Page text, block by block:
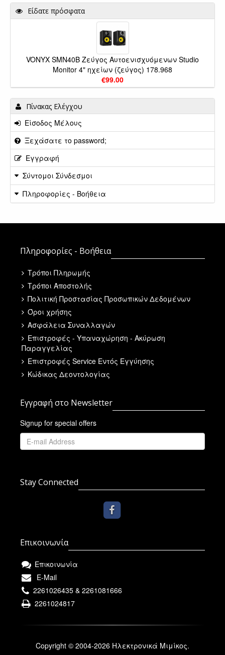
Είδατε πρόσφατα
VONYX SMN40B Ζεύγος Αυτοενισχυόμενων Studio
Monitor 4" ηχείων (ζεύγος) 178.968
€99.00
Πίνακας Ελέγχου
Είσοδος Μέλους
Ξεχάσατε το password;
Εγγραφή
Σύντομοι Σύνδεσμοι
Πληροφορίες - Βοήθεια
Πληροφορίες - Βοήθεια
Τρόποι Πληρωμής
Τρόποι Αποστολής
Πολιτική Προστασίας Προσωπικών Δεδομένων
Όροι χρήσης
Ασφάλεια Συναλλαγών
Επιστροφές - Υπαναχώρηση - Ακύρωση
Παραγγελίας
Επιστροφές Service Εντός Εγγύησης
Κώδικας Δεοντολογίας
Εγγραφή στο Newsletter
Signup for special offers
Stay Connected
Επικοινωνία
Επικοινωνία
E-Mail
2261026435 & 2261081666
2261024817
Copyright © 2004-2026 Ηλεκτρονικά Μιμίκος.